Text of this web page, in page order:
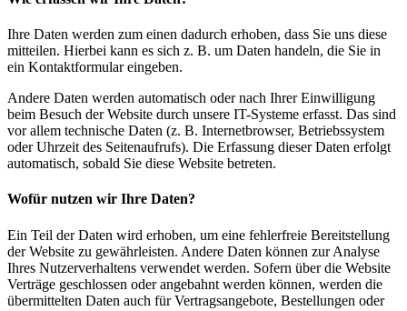
Ihre Daten werden zum einen dadurch erhoben, dass Sie uns diese
mitteilen. Hierbei kann es sich z. B. um Daten handeln, die Sie in
ein Kontaktformular eingeben.
Andere Daten werden automatisch oder nach Ihrer Einwilligung
beim Besuch der Website durch unsere IT-Systeme erfasst. Das sind
vor allem technische Daten (z. B. Internetbrowser, Betriebssystem
oder Uhrzeit des Seitenaufrufs). Die Erfassung dieser Daten erfolgt
automatisch, sobald Sie diese Website betreten.
Wofür nutzen wir Ihre Daten?
Ein Teil der Daten wird erhoben, um eine fehlerfreie Bereitstellung
der Website zu gewährleisten. Andere Daten können zur Analyse
Ihres Nutzerverhaltens verwendet werden. Sofern über die Website
Verträge geschlossen oder angebahnt werden können, werden die
übermittelten Daten auch für Vertragsangebote, Bestellungen oder